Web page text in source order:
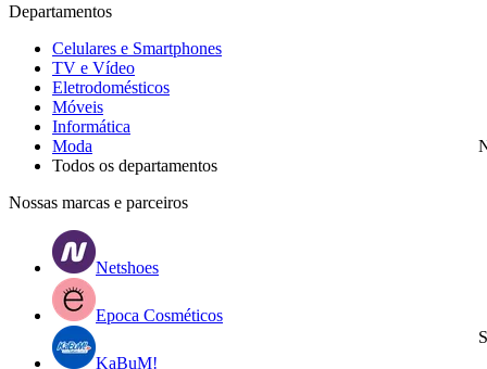
Departamentos
Celulares e Smartphones
TV e Vídeo
Eletrodomésticos
Móveis
Informática
Moda
Todos os departamentos
Nossas marcas e parceiros
Netshoes
Epoca Cosméticos
KaBuM!